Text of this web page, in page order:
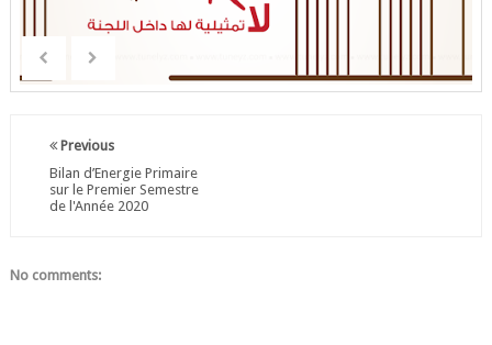
Previous
Bilan d’Energie Primaire
sur le Premier Semestre
de l'Année 2020
No comments: